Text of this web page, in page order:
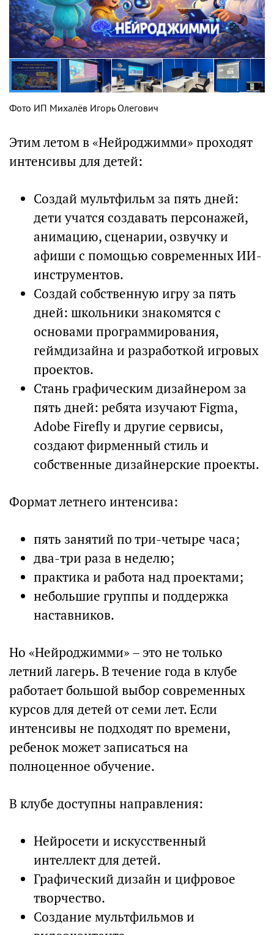
Фото ИП Михалёв Игорь Олегович
Этим летом в «Нейроджимми» проходят
интенсивы для детей:
Создай мультфильм за пять дней:
дети учатся создавать персонажей,
анимацию, сценарии, озвучку и
афиши с помощью современных ИИ-
инструментов.
Создай собственную игру за пять
дней: школьники знакомятся с
основами программирования,
геймдизайна и разработкой игровых
проектов.
Стань графическим дизайнером за
пять дней: ребята изучают Figma,
Adobe Firefly и другие сервисы,
создают фирменный стиль и
собственные дизайнерские проекты.
Формат летнего интенсива:
пять занятий по три-четыре часа;
два-три раза в неделю;
практика и работа над проектами;
небольшие группы и поддержка
наставников.
Но «Нейроджимми» – это не только
летний лагерь. В течение года в клубе
работает большой выбор современных
курсов для детей от семи лет. Если
интенсивы не подходят по времени,
ребенок может записаться на
полноценное обучение.
В клубе доступны направления:
Нейросети и искусственный
интеллект для детей.
Графический дизайн и цифровое
творчество.
Создание мультфильмов и